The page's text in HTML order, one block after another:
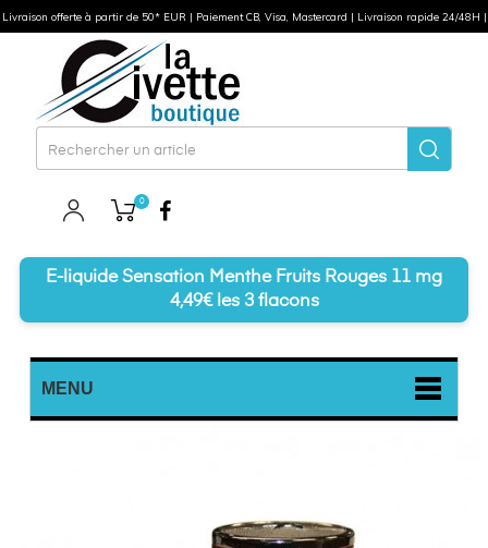
0
E-liquide Sensation Menthe Fruits Rouges 11 mg
4,49€ les 3 flacons
MENU
Livraison offerte à partir de 50* EUR | Paiement CB, Visa, Mastercard | Livraison rapide 24/48H |